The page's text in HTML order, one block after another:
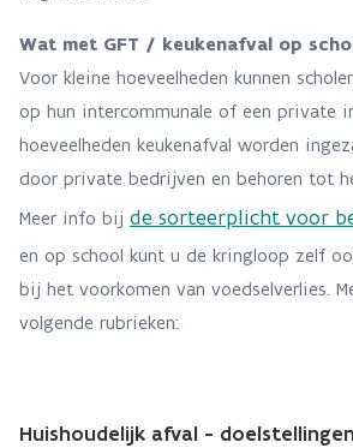
Wat met GFT / keukenafval op
Voor kleine hoeveelheden kunnen
op hun intercommunale of een private
hoeveelheden keukenafval worden
door private bedrijven en behoren tot
Meer info bij de sorteerplicht voor
en op school kunt u de kringloop zelf
bij het voorkomen van voedselverlies.
volgende rubrieken:
Huishoudelijk afval -